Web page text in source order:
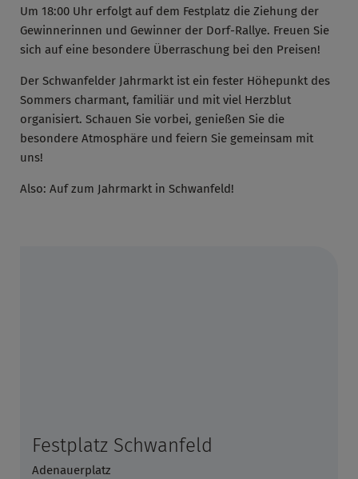
Um 18:00 Uhr erfolgt auf dem Festplatz die Ziehung der
Gewinnerinnen und Gewinner der Dorf-Rallye. Freuen Sie
sich auf eine besondere Überraschung bei den Preisen!
Der Schwanfelder Jahrmarkt ist ein fester Höhepunkt des
Sommers charmant, familiär und mit viel Herzblut
organisiert. Schauen Sie vorbei, genießen Sie die
besondere Atmosphäre und feiern Sie gemeinsam mit
uns!
Also: Auf zum Jahrmarkt in Schwanfeld!
Festplatz Schwanfeld
Adenauerplatz